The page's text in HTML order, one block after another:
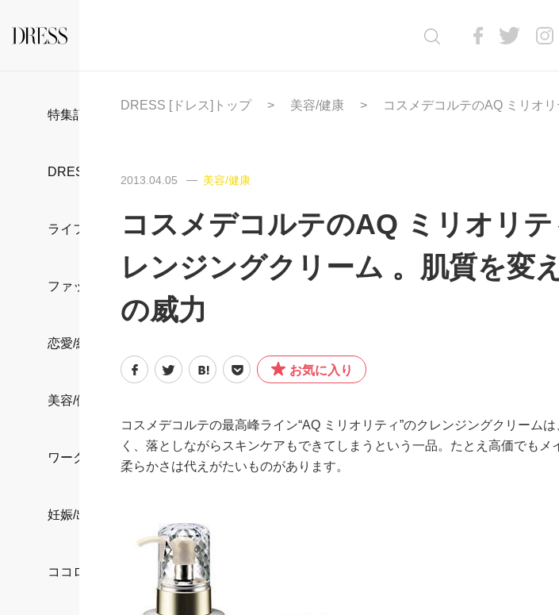
特集記事
DRESS部活
ライフスタイル
ファッション
恋愛/結婚/離婚
美容/健康
ワークスタイル
妊娠/出産/家族
ココロ/カラダ
DRESS [ドレス]トップ 美容/健康 コスメデコルテのAQ ミリオ
2013.04.05 美容/健康
コスメデコルテのAQ ミリオリ
レンジングクリーム 。肌質を変
の威力
お気に入り
コスメデコルテの最高峰ライン“AQ ミリオリティ”のクレンジングクリーム
く、落としながらスキンケアもできてしまうという一品。たとえ高価でもメ
柔らかさは代えがたいものがあります。